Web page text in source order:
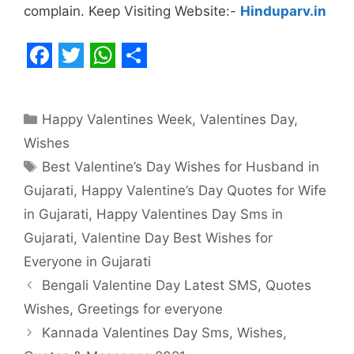
complain. Keep Visiting Website:- Hinduparv.in
c
e
b
o
o
k
i
t
t
e
r
a
t
s
A
p
p
a
r
e
Categories
Happy Valentines Week,Valentines Day,
Wishes
Tags
Best Valentine’s Day Wishes for Husband in
Gujarati, Happy Valentine’s Day Quotes for Wife
in Gujarati, Happy Valentines Day Sms in
Gujarati, Valentine Day Best Wishes for
Everyone in Gujarati
Bengali Valentine Day Latest SMS, Quotes
Wishes, Greetings for everyone
Kannada Valentines Day Sms, Wishes,